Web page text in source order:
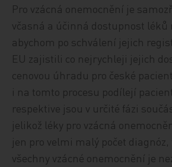
Pro vzácná onemocnění je
včasná a účinná dostupnost léků
abychom po schválení jejich
EU zajistili co nejrychleji jejich
cenovou úhradu pro české
i na tomto procesu podílejí
respektive jsou v určité fázi
jelikož léky pro vzácná
jen pro velmi malý počet
všechny vzácné onemocnění je